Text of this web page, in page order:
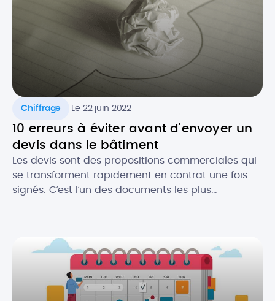
Chiffrage Le 22 juin 2022
10 erreurs à éviter avant d’envoyer un
devis dans le bâtiment
Les devis sont des propositions commerciales qui
se transforment rapidement en contrat une fois
signés. C’est l’un des documents les plus
un prospect. Il est donc crucial de ne pas […]